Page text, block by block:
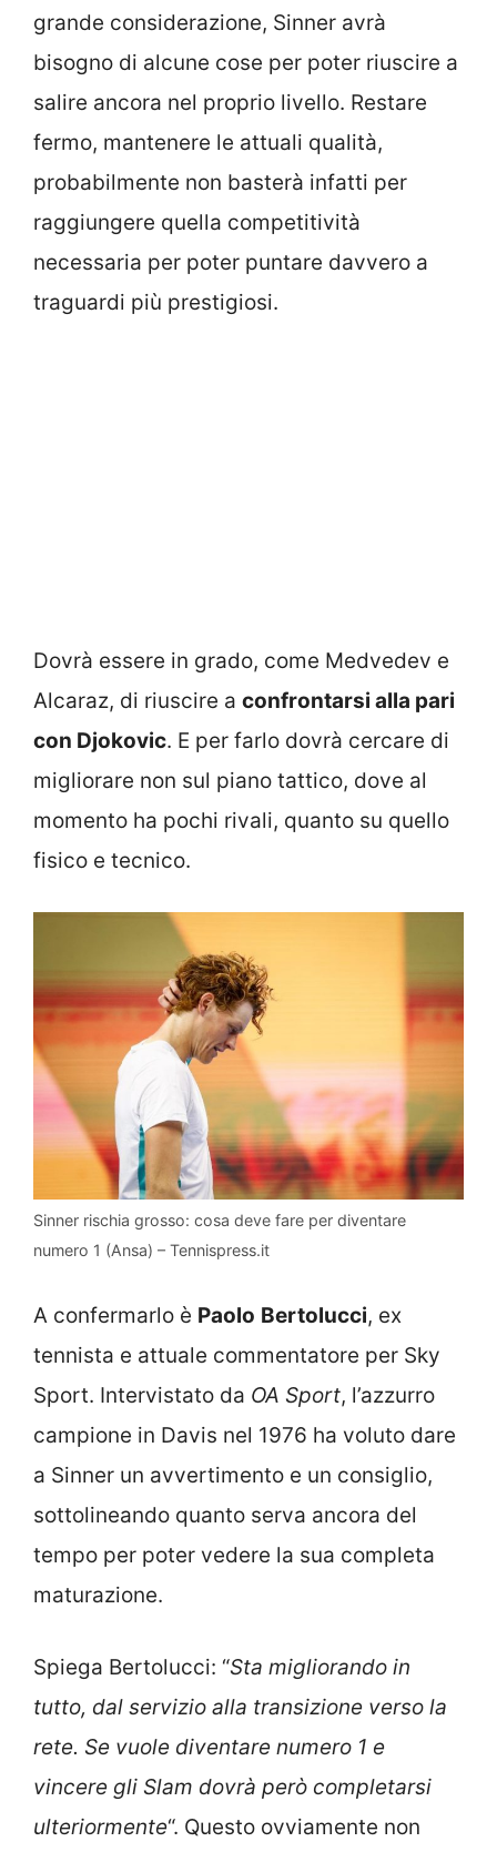
grande considerazione, Sinner avrà
bisogno di alcune cose per poter riuscire a
salire ancora nel proprio livello. Restare
fermo, mantenere le attuali qualità,
probabilmente non basterà infatti per
raggiungere quella competitività
necessaria per poter puntare davvero a
traguardi più prestigiosi.
Dovrà essere in grado, come Medvedev e
Alcaraz, di riuscire a confrontarsi alla pari
con Djokovic. E per farlo dovrà cercare di
migliorare non sul piano tattico, dove al
momento ha pochi rivali, quanto su quello
fisico e tecnico.
Sinner rischia grosso: cosa deve fare per diventare
numero 1 (Ansa) – Tennispress.it
A confermarlo è Paolo Bertolucci, ex
tennista e attuale commentatore per Sky
Sport. Intervistato da OA Sport, l’azzurro
campione in Davis nel 1976 ha voluto dare
a Sinner un avvertimento e un consiglio,
sottolineando quanto serva ancora del
tempo per poter vedere la sua completa
maturazione.
Spiega Bertolucci: “Sta migliorando in
tutto, dal servizio alla transizione verso la
rete. Se vuole diventare numero 1 e
vincere gli Slam dovrà però completarsi
ulteriormente“. Questo ovviamente non